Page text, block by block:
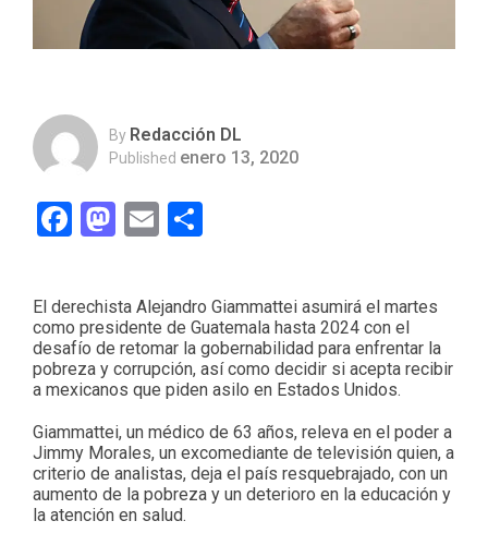
By Redacción DL
Published enero 13, 2020
Facebook
Mastodon
Email
El derechista Alejandro Giammattei asumirá el martes
como presidente de Guatemala hasta 2024 con el
desafío de retomar la gobernabilidad para enfrentar la
pobreza y corrupción, así como decidir si acepta recibir
a mexicanos que piden asilo en Estados Unidos.
Giammattei, un médico de 63 años, releva en el poder a
Jimmy Morales, un excomediante de televisión quien, a
criterio de analistas, deja el país resquebrajado, con un
aumento de la pobreza y un deterioro en la educación y
la atención en salud.